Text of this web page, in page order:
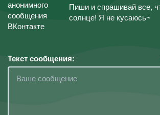
Пиши и спрашивай все,
солнце! Я не кусаюсь~
Текст сообщения: